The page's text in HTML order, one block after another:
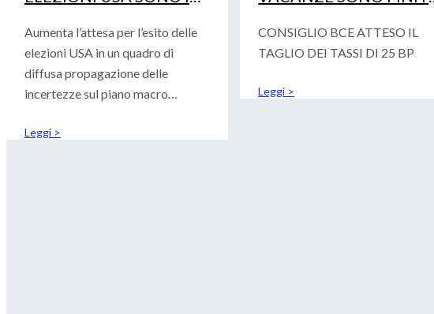
MERCATI
Aumenta l’attesa per l’esito delle
elezioni USA in un quadro di
diffusa propagazione delle
incertezze sul piano macro
Leggi >
CONSIGLIO BCE ATTESO IL
TAGLIO DEI TASSI DI 25 BP
Leggi >